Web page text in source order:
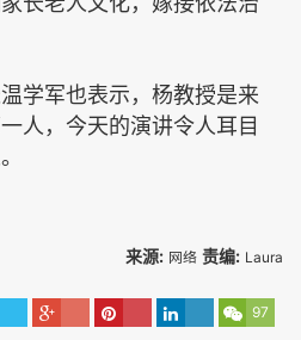
温学军也表示，杨教授是来
人，今天的演讲令人耳目
来源: 网络 责编: Laura
97